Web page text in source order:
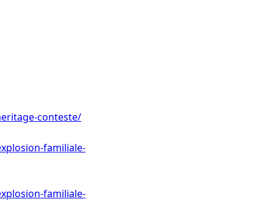
conteste/
familiale-
familiale-